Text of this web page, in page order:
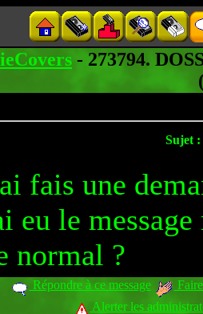
- 273794.
Sujet :
fais une
eu le
normal ?
Répondre à ce message
Alerter les